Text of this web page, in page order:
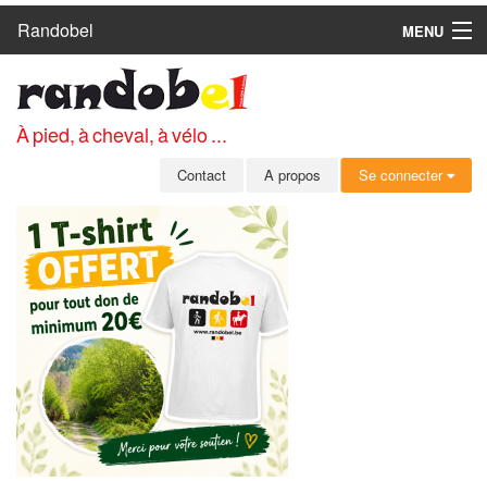
Randobel
MENU
CIRCUITS
CLUBS
MEMBRES
SE CONNECTER
INSCRIPTION GRATUITE
MOT DE PASSE OUBLIÉ
À pied, à cheval, à vélo ...
Contact A propos Se connecter